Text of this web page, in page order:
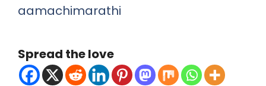
aamachimarathi
Spread the love